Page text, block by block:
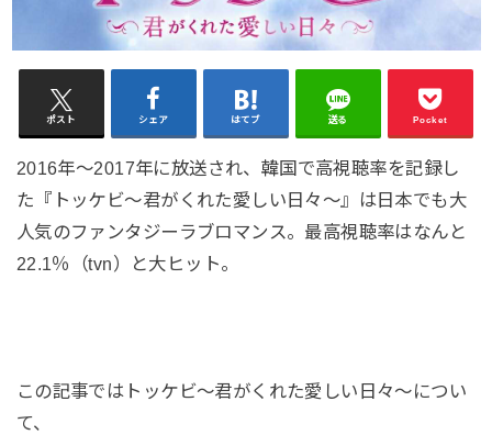
ポスト シェア はてブ 送る Pocket
2016年～2017年に放送され、韓国で高視聴率を記録し
た『トッケビ～君がくれた愛しい日々～』は日本でも大
人気のファンタジーラブロマンス。最高視聴率はなんと
22.1％（tvn）と大ヒット。
この記事ではトッケビ～君がくれた愛しい日々～につい
て、